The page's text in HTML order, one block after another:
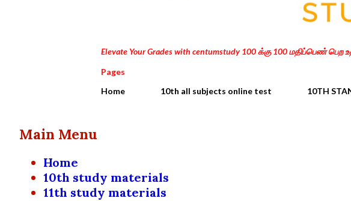
Elevate Your Grades with centumstudy 100 க்கு 100 மதிப்பெண்
Pages
Home
10th all subjects online test 10TH
Main Menu
Home
10th study materials
11th study materials